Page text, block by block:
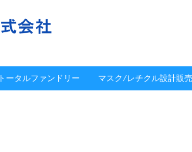
トータルファンドリー マスク/レチクル設計販売